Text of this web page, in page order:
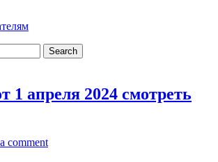
1 апреля 2024 смотреть
comment